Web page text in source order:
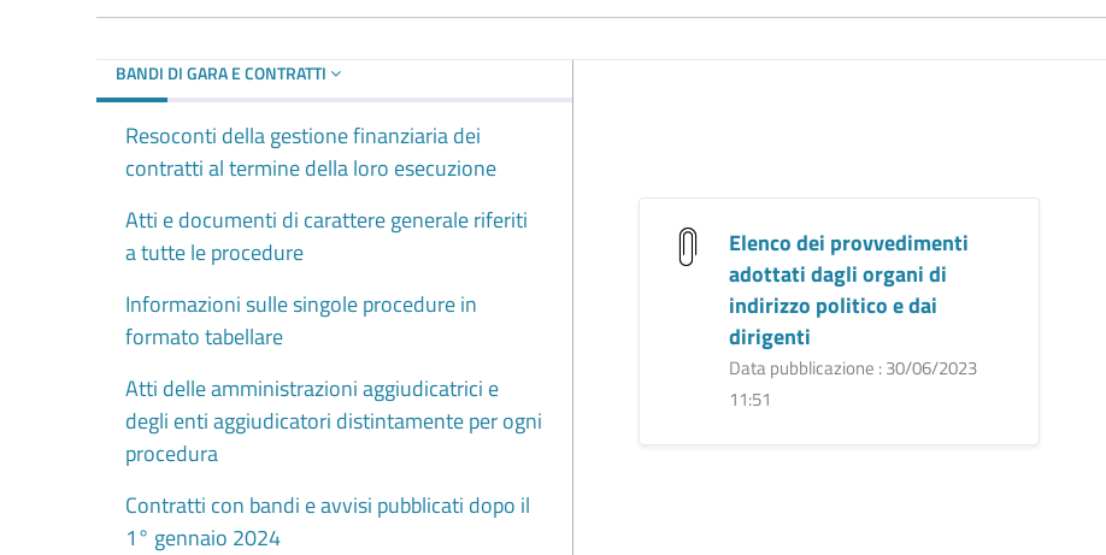
BANDI DI GARA E CONTRATTI
Resoconti della gestione finanziaria dei
contratti al termine della loro esecuzione
Atti e documenti di carattere generale riferiti
a tutte le procedure
Informazioni sulle singole procedure in
formato tabellare
Atti delle amministrazioni aggiudicatrici e
degli enti aggiudicatori distintamente per ogni
procedura
Contratti con bandi e avvisi pubblicati dopo il
1° gennaio 2024
Elenco dei provvedimenti
adottati dagli organi di
indirizzo politico e dai
dirigenti
Data pubblicazione : 30/06/2023
11:51